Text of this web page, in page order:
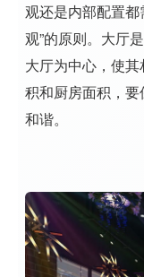
观还是内部配置
观”的原则。大厅
大厅为中心，使
积和厨房面积，
和谐。